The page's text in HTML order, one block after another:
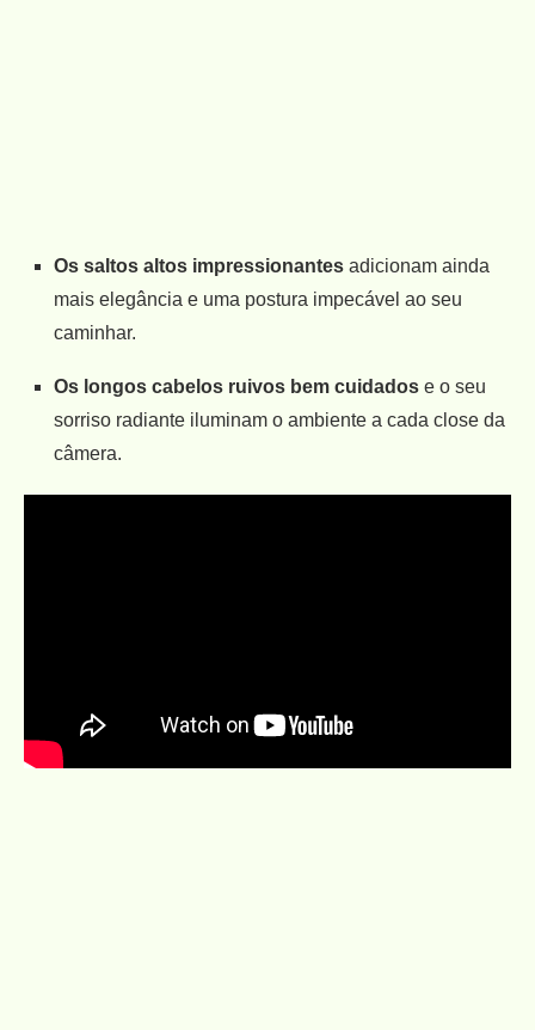
Os saltos altos impressionantes adicionam ainda
mais elegância e uma postura impecável ao seu
caminhar.
Os longos cabelos ruivos bem cuidados e o seu
sorriso radiante iluminam o ambiente a cada close da
câmera.